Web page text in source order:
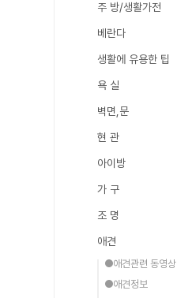
주 방/생활가전
베란다
생활에 유용한 팁
욕 실
벽면,문
현 관
아이방
가 구
조 명
애견
●애견관련 동영상
●애견정보